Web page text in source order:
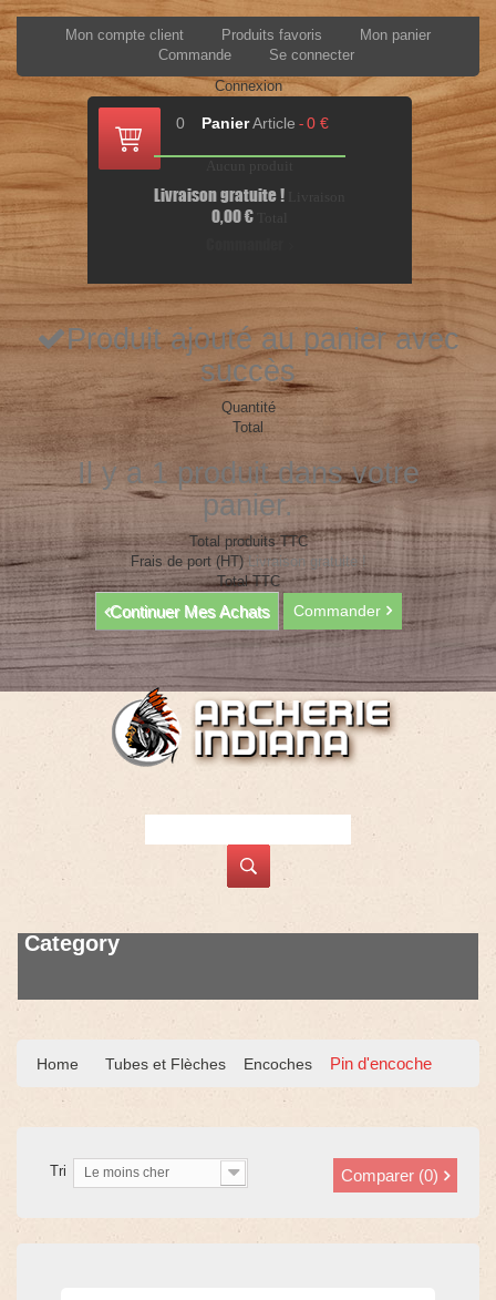
Mon compte client Produits favoris
Mon panier
Commande
Se connecter
Connexion
Panier
0 Article - 0 €
Livraison gratuite !
0,00 €
Produit ajouté au panier avec
succès
Quantité
Total
Il y a 1 produit dans votre
panier.
Total produits TTC
Frais de port (HT) Livraison gratuite !
Total TTC
Continuer Mes Achats Commander
Category
Home Tubes et Flèches Encoches Pin d'encoche
Comparer (0)
Tri Le moins cher